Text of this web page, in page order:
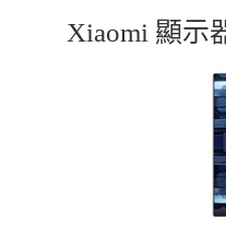
Xiaomi 顯示